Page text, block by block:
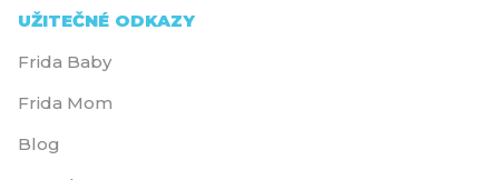
UŽITEČNÉ ODKAZY
Frida Baby
Frida Mom
Blog